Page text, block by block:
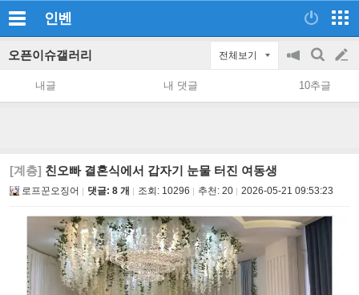
인벤
오픈이슈갤러리 전체보기
공
지
on/off
검
색
글
쓰
내글 내 댓글 10추글
[계층] 친오빠 결혼식에서 갑자기 눈물 터진 여동생
로프꾼오징어 댓글: 8 개 조회: 10296 추천: 20 2026-05-21 09:53:23